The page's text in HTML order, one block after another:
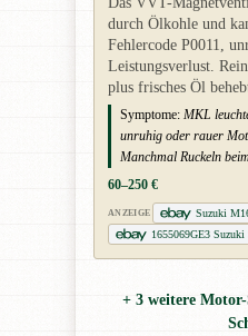
durch Ölkohle und
Fehlercode P0011,
Leistungsverlust.
plus frisches Öl
Symptome: MKL
unruhig oder rauer
Manchmal Ruckeln
60–250 €
ANZEIGE
Suzuki
1655069GE3
+ 3 weitere